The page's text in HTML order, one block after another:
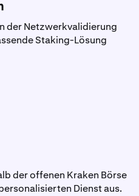
der Netzwerkvalidierung
Staking-Lösung
der offenen Kraken Börse
Dienst aus.